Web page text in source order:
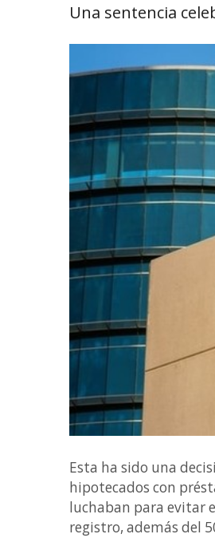
Una sentencia
Esta ha sido una
hipotecados con
luchaban para evitar
registro, además del